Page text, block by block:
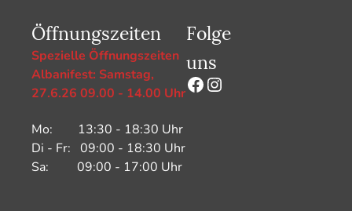
Öffnungszeiten
Spezielle Öffnungszeiten
Albanifest: Samstag,
27.6.26 09.00 - 14.00 Uhr
Mo: 13:30 - 18:30 Uhr
Di - Fr: 09:00 - 18:30 Uhr
Sa: 09:00 - 17:00 Uhr
Folge
uns
Facebook
Instagram